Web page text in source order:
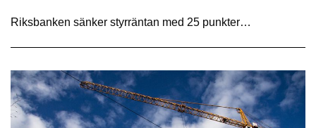
Riksbanken sänker styrräntan med 25 punkter…